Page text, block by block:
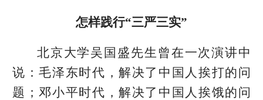
怎样践行“三严三实”
北京大学吴国盛先生曾在一次演讲中
说：毛泽东时代，解决了中国人挨打的问
题；邓小平时代，解决了中国人挨饿的问